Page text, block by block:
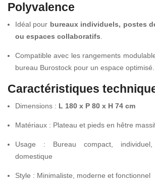
Polyvalence
Idéal pour bureaux individuels, postes
ou espaces collaboratifs.
Compatible avec les rangements
bureau Burostock pour un espace optimisé.
Caractéristiques
Dimensions : L 180 x P 80 x H 74 cm
Matériaux : Plateau et pieds en hêtre
Usage : Bureau compact,
domestique
Style : Minimaliste, moderne et fonctionnel